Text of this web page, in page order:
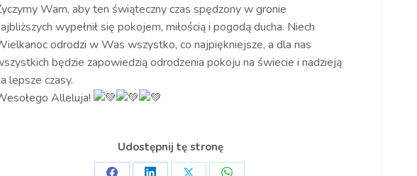
Wam, aby ten świąteczny czas spędzony w gronie
wypełnił się pokojem, miłością i pogodą ducha. Niech
odrodzi w Was wszystko, co najpiękniejsze, a dla nas
będzie zapowiedzią odrodzenia pokoju na świecie i nadzieją
lepsze czasy.
Alleluja!
Udostępnij tę stronę